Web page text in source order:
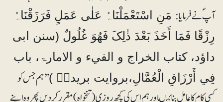
آپ ؐنے فرمایا:مَنِ اسْتَعْمَلْنَاہُ عَلٰی عَمَلٍ فَرَزَقْنَاہُ
رِزْقًا فَمَا أَخَذَ بَعْدَ ذٰلِکَ فَھُوَ غُلُولٌ (سنن ابی
داؤد، کتاب الخراج و الفيء و الامارۃ، باب
فِي أَرْزَاقِ الْعُمَّالِ،بروایت بریدہؓ )’’ہم جس کو
کسی کام کا عامل بنائیںاور ہم اس کی کچھ روزی (تنخواہ) مقرر کردیں پھر وہ اپنے